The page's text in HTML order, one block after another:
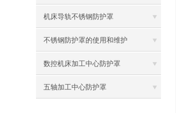
机床导轨不锈钢防护罩
不锈钢防护罩的使用和维护
数控机床加工中心防护罩
五轴加工中心防护罩